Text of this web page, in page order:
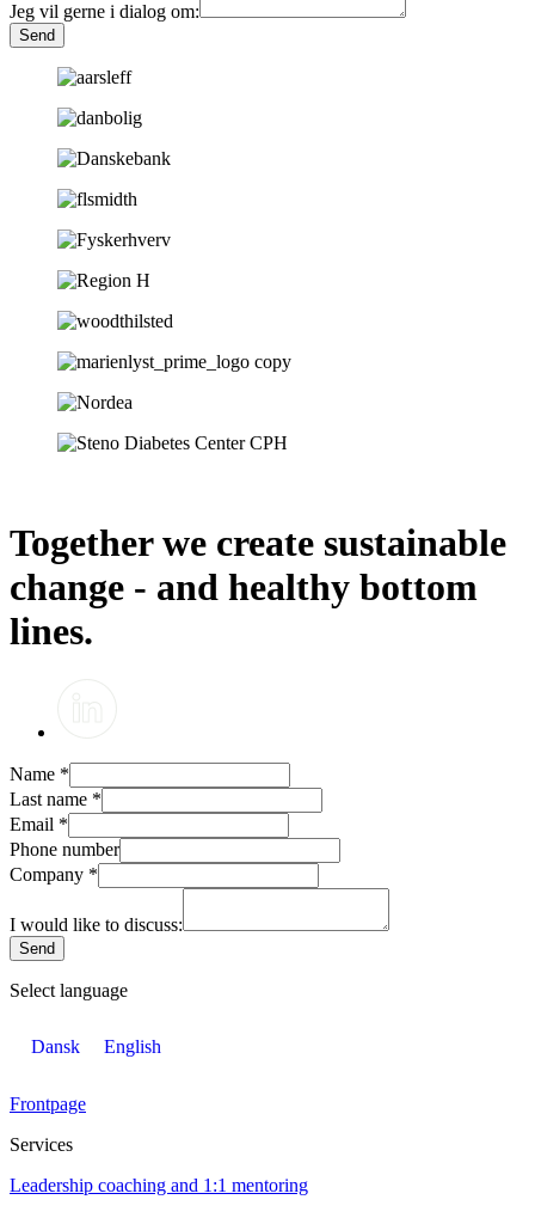
Jeg vil gerne i dialog om:
Send
Together we create sustainable
change - and healthy bottom
lines.
Name *
Last name *
Email *
Phone number
Company *
I would like to discuss:
Send
Select language
Dansk English
Frontpage
Services
Leadership coaching and 1:1 mentoring